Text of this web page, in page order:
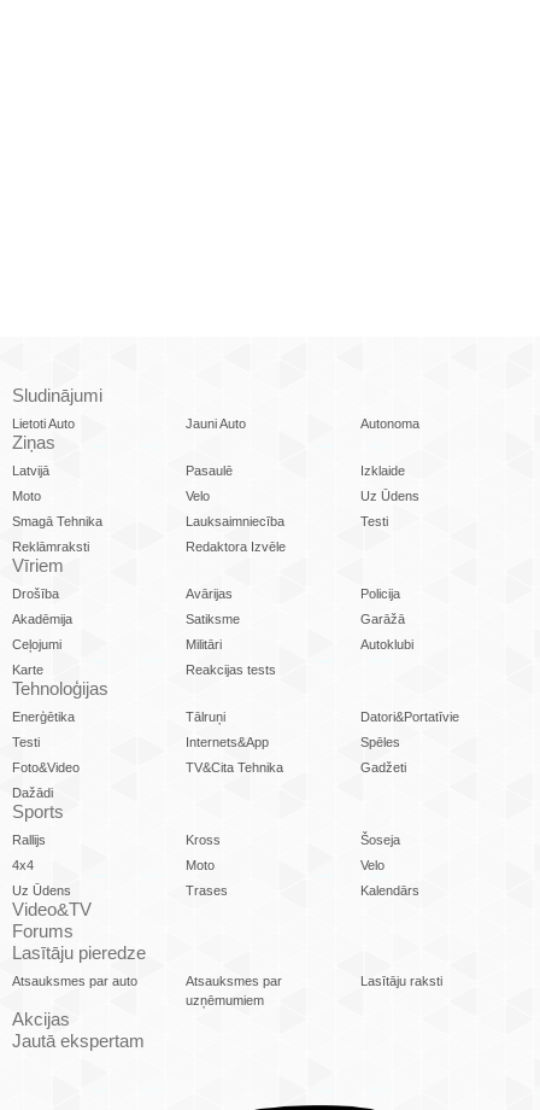
Sludinājumi
Lietoti Auto Jauni Auto Autonoma
Ziņas
Latvijā Pasaulē
Izklaide
Moto
Velo
Uz Ūdens
Smagā Tehnika
Lauksaimniecība
Testi
Reklāmraksti
Redaktora Izvēle
Vīriem
Drošība Avārijas
Policija
Akadēmija
Satiksme
Garāžā
Ceļojumi
Militāri
Autoklubi
Karte
Reakcijas tests
Tehnoloģijas
Enerģētika Tālruņi
Datori&Portatīvie
Testi
Internets&App
Spēles
Foto&Video
TV&Cita Tehnika
Gadžeti
Dažādi
Sports
Rallijs Kross
Šoseja
4x4
Moto
Velo
Uz Ūdens
Trases Kalendārs
Video&TV
Forums
Lasītāju pieredze
Atsauksmes par auto
Atsauksmes par
uzņēmumiem
Lasītāju raksti
Akcijas
Jautā ekspertam